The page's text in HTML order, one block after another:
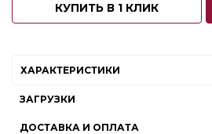
КУПИТЬ В 1 КЛИК
ХАРАКТЕРИСТИКИ
ЗАГРУЗКИ
ДОСТАВКА И ОПЛАТА